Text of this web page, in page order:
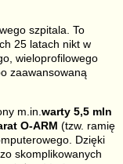
szpitala. To
25 latach nikt w
wieloprofilowego
zaawansowaną
m.in.warty 5,5 mln
O-ARM (tzw. ramię
Dzięki
skomplikowanych